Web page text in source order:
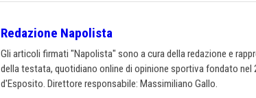
Redazione Napolista
Gli articoli firmati "Napolista" sono a cura della redazione e
della testata, quotidiano online di opinione sportiva fondato nel
d'Esposito. Direttore responsabile: Massimiliano Gallo.